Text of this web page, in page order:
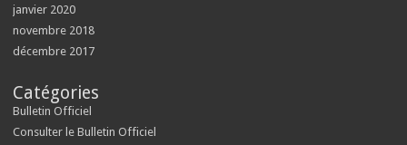
janvier 2020
novembre 2018
décembre 2017
Catégories
Bulletin Officiel
Consulter le Bulletin Officiel